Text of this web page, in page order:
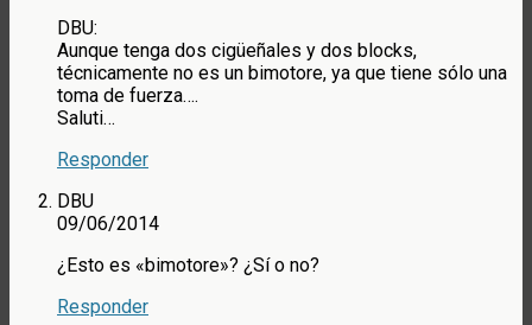
DBU:
Aunque tenga dos cigüeñales y dos blocks,
técnicamente no es un bimotore, ya que tiene sólo una
toma de fuerza….
Saluti…
Responder
DBU
09/06/2014
¿Esto es «bimotore»? ¿Sí o no?
Responder